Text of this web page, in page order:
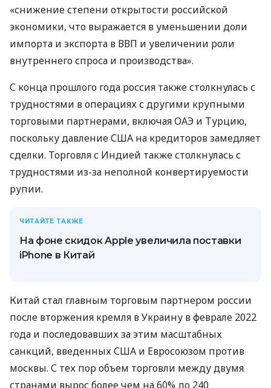
«снижение степени открытости российской
экономики, что выражается в уменьшении доли
импорта и экспорта в ВВП и увеличении роли
внутреннего спроса и производства».
С конца прошлого года россия также столкнулась с
трудностями в операциях с другими крупными
торговыми партнерами, включая ОАЭ и Турцию,
поскольку давление США на кредиторов замедляет
сделки. Торговля с Индией также столкнулась с
трудностями из-за неполной конвертируемости
рупии.
ЧИТАЙТЕ ТАКЖЕ
На фоне скидок Apple увеличила поставки
iPhone в Китай
Китай стал главным торговым партнером россии
после вторжения кремля в Украину в феврале 2022
года и последовавших за этим масштабных
санкций, введенных США и Евросоюзом против
москвы. С тех пор объем торговли между двумя
странами вырос более чем на 60% до 240